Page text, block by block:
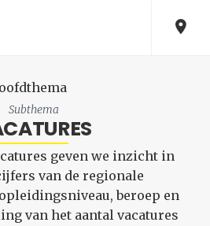
Subthema
geven we inzicht in
van de regionale
beroep en
van het aantal vacatures